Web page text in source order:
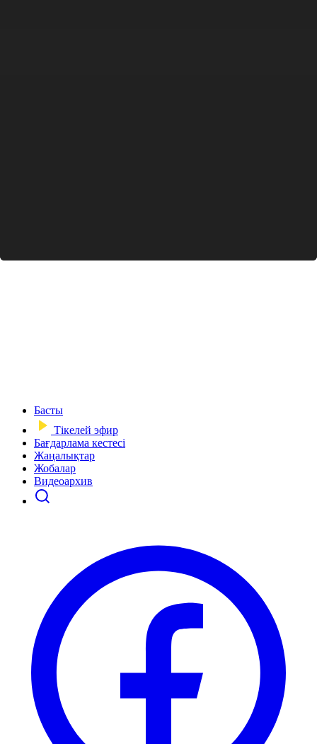
Басты
Тікелей эфир
Бағдарлама кестесі
Жаңалықтар
Жобалар
Видеоархив